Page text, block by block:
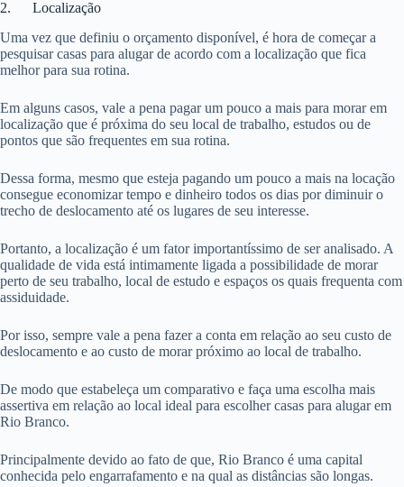
2. Localização
Uma vez que definiu o orçamento disponível, é hora de começar a
pesquisar casas para alugar de acordo com a localização que fica
melhor para sua rotina.
Em alguns casos, vale a pena pagar um pouco a mais para morar em
localização que é próxima do seu local de trabalho, estudos ou de
pontos que são frequentes em sua rotina.
Dessa forma, mesmo que esteja pagando um pouco a mais na locação
consegue economizar tempo e dinheiro todos os dias por diminuir o
trecho de deslocamento até os lugares de seu interesse.
Portanto, a localização é um fator importantíssimo de ser analisado. A
qualidade de vida está intimamente ligada a possibilidade de morar
perto de seu trabalho, local de estudo e espaços os quais frequenta com
assiduidade.
Por isso, sempre vale a pena fazer a conta em relação ao seu custo de
deslocamento e ao custo de morar próximo ao local de trabalho.
De modo que estabeleça um comparativo e faça uma escolha mais
assertiva em relação ao local ideal para escolher casas para alugar em
Rio Branco.
Principalmente devido ao fato de que, Rio Branco é uma capital
conhecida pelo engarrafamento e na qual as distâncias são longas.